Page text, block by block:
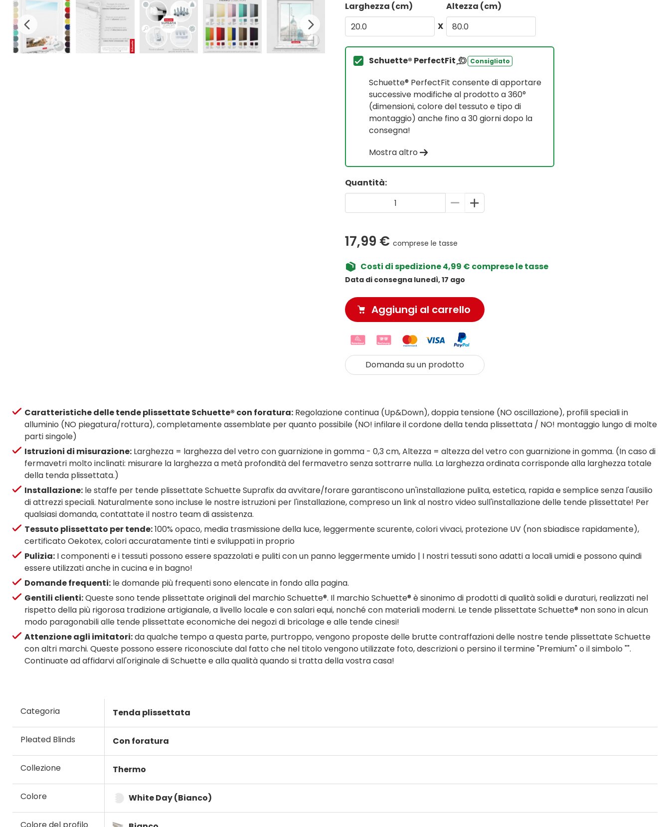
Larghezza (cm)
X
Altezza (cm)
Schuette® PerfectFit Consigliato
Schuette® PerfectFit consente di apportare
successive modifiche al prodotto a 360°
(dimensioni, colore del tessuto e tipo di
montaggio) anche fino a 30 giorni dopo la
consegna!
Mostra altro
Quantità:
17,99 € comprese le tasse
Costi di spedizione 4,99 € comprese le tasse
Data di consegna lunedì, 17 ago
Aggiungi al carrello
Domanda su un prodotto
Caratteristiche delle tende plissettate Schuette® con foratura: Regolazione continua (Up&Down), doppia tensione (NO oscillazione), profili speciali in
alluminio (NO piegatura/rottura), completamente assemblate per quanto possibile (NO! infilare il cordone della tenda plissettata / NO! montaggio lungo di molte
parti singole)
Istruzioni di misurazione: Larghezza = larghezza del vetro con guarnizione in gomma - 0,3 cm, Altezza = altezza del vetro con guarnizione in gomma. (In caso di
fermavetri molto inclinati: misurare la larghezza a metà profondità del fermavetro senza sottrarre nulla. La larghezza ordinata corrisponde alla larghezza totale
della tenda plissettata.)
Installazione: le staffe per tende plissettate Schuette Suprafix da avvitare/forare garantiscono un'installazione pulita, estetica, rapida e semplice senza l'ausilio
di attrezzi speciali. Naturalmente sono incluse le nostre istruzioni per l'installazione, compreso un link al nostro video sull'installazione delle tende plissettate! Per
qualsiasi domanda, contattate il nostro team di assistenza.
Tessuto plissettato per tende:100% opaco, media trasmissione della luce, leggermente scurente, colori vivaci, protezione UV (non sbiadisce rapidamente),
certificato Oekotex, colori accuratamente tinti e sviluppati in proprio
Pulizia: I componenti e i tessuti possono essere spazzolati e puliti con un panno leggermente umido | I nostri tessuti sono adatti a locali umidi e possono quindi
essere utilizzati anche in cucina e in bagno!
Domande frequenti: le domande più frequenti sono elencate in fondo alla pagina.
Gentili clienti:Queste sono tende plissettate originali del marchio Schuette®. Il marchio Schuette® è sinonimo di prodotti di qualità solidi e duraturi, realizzati nel
rispetto della più rigorosa tradizione artigianale, a livello locale e con salari equi, nonché con materiali moderni. Le tende plissettate Schuette® non sono in alcun
modo paragonabili alle tende plissettate economiche dei negozi di bricolage e alle tende cinesi!
Attenzione agli imitatori:da qualche tempo a questa parte, purtroppo, vengono proposte delle brutte contraffazioni delle nostre tende plissettate Schuette
con altri marchi. Queste possono essere riconosciute dal fatto che nel titolo vengono utilizzate foto, descrizioni o persino il termine "Premium" o il simbolo "".
Continuate ad affidarvi all'originale di Schuette e alla qualità quando si tratta della vostra casa!
Categoria Tenda plissettata
Pleated Blinds Con foratura
Collezione Thermo
Colore White Day (Bianco)
Colore del profilo